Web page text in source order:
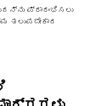
ಪ್ರಾರಂಭಿಸಲು